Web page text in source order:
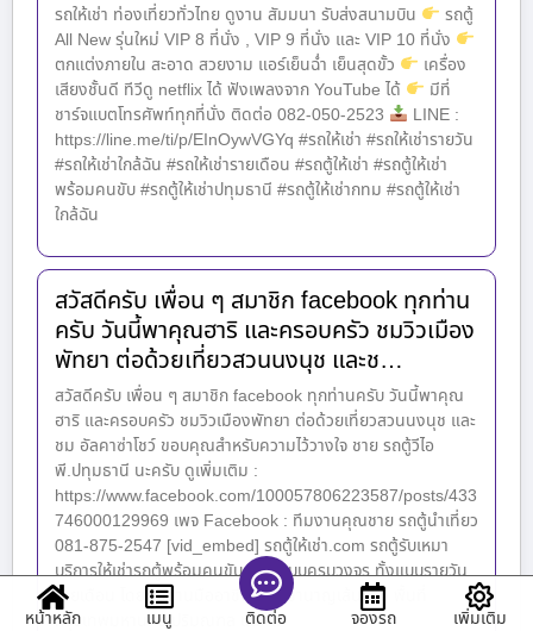
รถให้เช่า ท่องเที่ยวทั่วไทย ดูงาน สัมมนา รับส่งสนามบิน
รถตู้
All New รุ่นใหม่ VIP 8 ที่นั่ง , VIP 9 ที่นั่ง และ VIP 10 ที่นั่ง
ตกแต่งภายใน สะอาด สวยงาม แอร์เย็นฉ่ำ เย็นสุดขั้ว
เครื่อง
เสียงชั้นดี ทีวีดู netflix ได้ ฟังเพลงจาก YouTube ได้
มีที่
ชาร์จแบตโทรศัพท์ทุกที่นั่ง ติดต่อ 082-050-2523
LINE :
https://line.me/ti/p/EInOywVGYq #รถให้เช่า #รถให้เช่ารายวัน
#รถให้เช่าใกล้ฉัน #รถให้เช่ารายเดือน #รถตู้ให้เช่า #รถตู้ให้เช่า
พร้อมคนขับ #รถตู้ให้เช่าปทุมธานี #รถตู้ให้เช่ากทม #รถตู้ให้เช่า
ใกล้ฉัน
สวัสดีครับ เพื่อน ๆ สมาชิก facebook ทุกท่าน
ครับ วันนี้พาคุณฮาริ และครอบครัว ชมวิวเมือง
พัทยา ต่อด้วยเที่ยวสวนนงนุช และช…
สวัสดีครับ เพื่อน ๆ สมาชิก facebook ทุกท่านครับ วันนี้พาคุณ
ฮาริ และครอบครัว ชมวิวเมืองพัทยา ต่อด้วยเที่ยวสวนนงนุช และ
ชม อัลคาซ่าโชว์ ขอบคุณสำหรับความไว้วางใจ ชาย รถตู้วีไอ
พี.ปทุมธานี นะครับ ดูเพิ่มเติม :
https://www.facebook.com/100057806223587/posts/433
746000129969 เพจ Facebook : ทีมงานคุณชาย รถตู้นำเที่ยว
081-875-2547 [vid_embed] รถตู้ให้เช่า.com รถตู้รับเหมา
บริการให้เช่ารถตู้พร้อมคนขับ VIP แบบครบวงจร ทั้งแบบรายวัน
รายเดือน โดยทีมงานมืออาชีพ และ ชำนาญเส้นทาง พื้นที่
กรุงเทพมหานคร ปริมณฑล และ ต
หน้าหลัก เมนู ติดต่อ จองรถ เพิ่มเติม